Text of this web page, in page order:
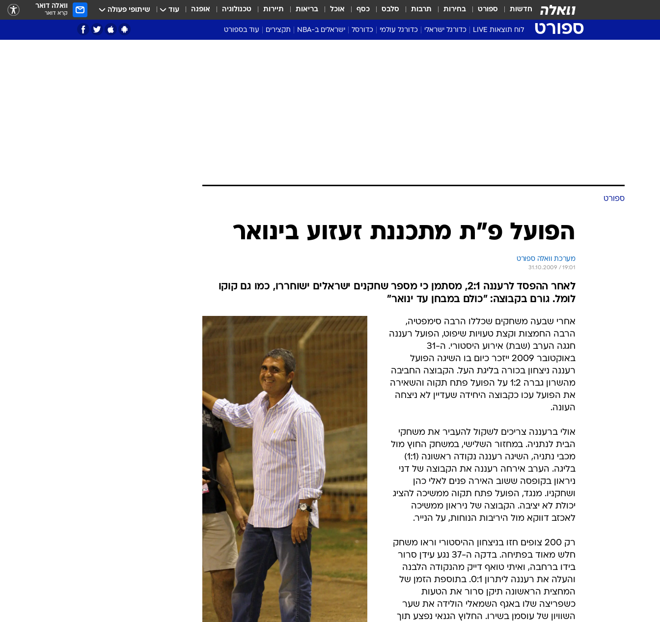
חדשות ספורט בחירות תרבות סלבס כסף אוכל בריאות תיירות טכנולוגיה אופנה עוד שיתופי פעולה וואלה דואר
קרא דואר
ספורט לוח תוצאות LIVE כדורגל ישראלי כדורגל עולמי כדורסל ישראלים ב-NBA תקצירים עוד בספורט
ענפים נוספים
לוח שידורים
כתבו לנו
ספורט
הפועל פ"ת מתכננת זעזוע בינואר
מערכת וואלה ספורט
31.10.2009 / 19:01
לאחר ההפסד לרעננה 2:1, מסתמן כי מספר שחקנים ישראלים ישוחררו, כמו גם קוקו
לומל. גורם בקבוצה: "כולם במבחן עד ינואר"
אחרי שבעה משחקים שכללו הרבה סימפטיה,
הרבה החמצות וקצת טעויות שיפוט, הפועל רעננה
חגגה הערב (שבת) אירוע היסטורי. ה-31
באוקטובר 2009 ייזכר כיום בו השיגה הפועל
רעננה ניצחון בכורה בליגת העל. הקבוצה החביבה
מהשרון גברה 1:2 על הפועל פתח תקוה והשאירה
את הפועל עכו כקבוצה היחידה שעדיין לא ניצחה
העונה.
אולי ברעננה צריכים לשקול להעביר את משחקי
הבית לנתניה. במחזור השלישי, במשחק החוץ מול
מכבי נתניה, השיגה רעננה נקודה ראשונה (1:1)
בליגה. הערב אירחה רעננה את הקבוצה של דני
ניראון בקופסה ששוב האירה פנים לאלי כהן
ושחקניו. מנגד, הפועל פתח תקוה ממשיכה להציג
יכולת לא יציבה. הקבוצה של ניראון ממשיכה
לאכזב דווקא מול היריבות הנוחות, על הנייר.
רק 200 צופים חזו בניצחון ההיסטורי וראו משחק
חלש מאוד בפתיחה. בדקה ה-37 נגע עידן סרור
בידו ברחבה, ואיתי טואף דייק מהנקודה הלבנה
והעלה את רעננה ליתרון 0:1. בתוספת הזמן של
המחצית הראשונה תיקן סרור את הטעות
כשפריצה שלו באגף השמאלי הולידה את שער
השוויון של עוסמן בשירו. החלוץ הגנאי נפצע תוך